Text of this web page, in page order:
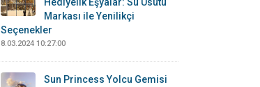
Markası ile Yenilikçi
Seçenekler
8.03.2024 10:27:00
Sun Princess Yolcu Gemisi